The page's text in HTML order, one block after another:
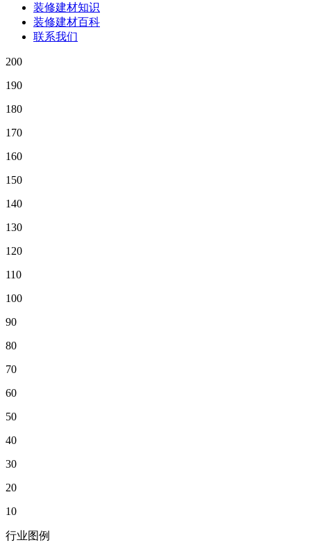
装修建材知识
装修建材百科
联系我们
200
190
180
170
160
150
140
130
120
110
100
90
80
70
60
50
40
30
20
10
行业图例